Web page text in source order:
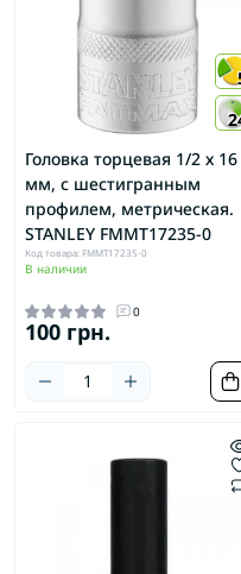
Головка торцевая 1/2 х 16
мм, с шестигранным
профилем, метрическая.
STANLEY FMMT17235-0
Код товара: FMMT17235-0
В наличии
0
100 грн.